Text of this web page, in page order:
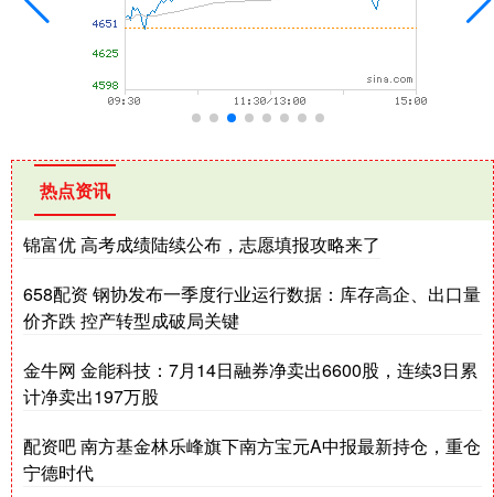
热点资讯
锦富优 高考成绩陆续公布，志愿填报攻略来了
658配资 钢协发布一季度行业运行数据：库存高企、出口量
价齐跌 控产转型成破局关键
金牛网 金能科技：7月14日融券净卖出6600股，连续3日累
计净卖出197万股
配资吧 南方基金林乐峰旗下南方宝元A中报最新持仓，重仓
宁德时代